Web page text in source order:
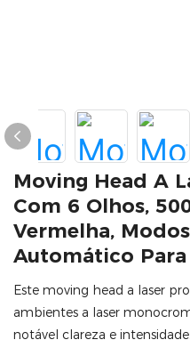
Moving Head A
Com 6 Olhos,
Vermelha,
Automático Para
Este moving head a laser
ambientes a laser
notável clareza e